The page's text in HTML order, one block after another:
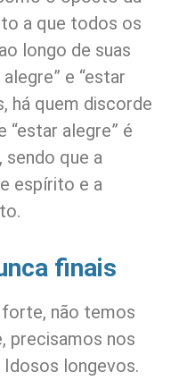
a que todos os
longo de suas
e “estar
há quem discorde
“estar alegre” é
sendo que a
espírito e a
finais
não temos
precisamos nos
longevos.